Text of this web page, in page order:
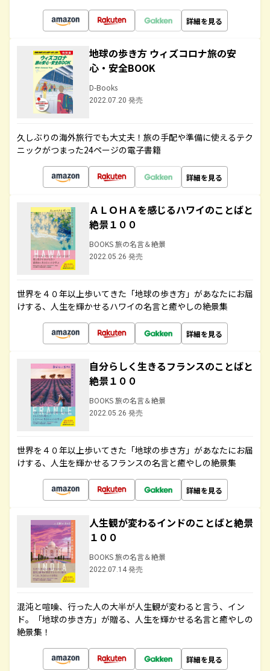
詳細を見る
地球の歩き方 ウィズコロナ旅の安
心・安全BOOK
D-Books
2022.07.20 発売
久しぶりの海外旅行でも大丈夫！旅の手配や準備に使えるテク
ニックがつまった24ページの電子書籍
詳細を見る
ＡＬＯＨＡを感じるハワイのことばと
絶景１００
BOOKS 旅の名言＆絶景
2022.05.26 発売
世界を４０年以上歩いてきた「地球の歩き方」があなたにお届
けする、人生を輝かせるハワイの名言と癒やしの絶景集
詳細を見る
自分らしく生きるフランスのことばと
絶景１００
BOOKS 旅の名言＆絶景
2022.05.26 発売
世界を４０年以上歩いてきた「地球の歩き方」があなたにお届
けする、人生を輝かせるフランスの名言と癒やしの絶景集
詳細を見る
人生観が変わるインドのことばと絶景
１００
BOOKS 旅の名言＆絶景
2022.07.14 発売
混沌と喧噪、行った人の大半が人生観が変わると言う、イン
ド。「地球の歩き方」が贈る、人生を輝かせる名言と癒やしの
絶景集！
詳細を見る